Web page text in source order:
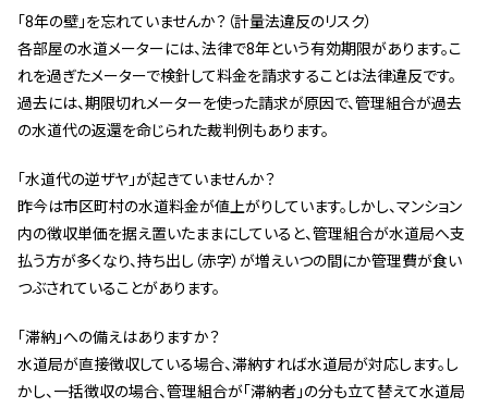
「8年の壁」を忘れていませんか？（計量法違反のリスク）
各部屋の水道メーターには、法律で8年という有効期限があります。こ
れを過ぎたメーターで検針して料金を請求することは法律違反です。
過去には、期限切れメーターを使った請求が原因で、管理組合が過去
の水道代の返還を命じられた裁判例もあります。
「水道代の逆ザヤ」が起きていませんか？
昨今は市区町村の水道料金が値上がりしています。しかし、マンション
内の徴収単価を据え置いたままにしていると、管理組合が水道局へ支
払う方が多くなり、持ち出し（赤字）が増えいつの間にか管理費が食い
つぶされていることがあります。
「滞納」への備えはありますか？
水道局が直接徴収している場合、滞納すれば水道局が対応します。し
かし、一括徴収の場合、管理組合が「滞納者」の分も立て替えて水道局